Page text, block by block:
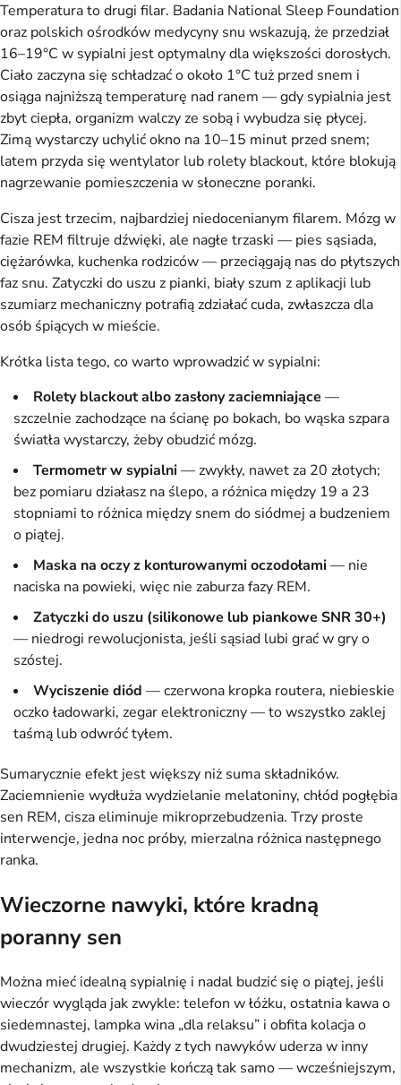
Temperatura to drugi filar. Badania National Sleep Foundation
oraz polskich ośrodków medycyny snu wskazują, że przedział
16–19°C w sypialni jest optymalny dla większości dorosłych.
Ciało zaczyna się schładzać o około 1°C tuż przed snem i
osiąga najniższą temperaturę nad ranem — gdy sypialnia jest
zbyt ciepła, organizm walczy ze sobą i wybudza się płycej.
Zimą wystarczy uchylić okno na 10–15 minut przed snem;
latem przyda się wentylator lub rolety blackout, które blokują
nagrzewanie pomieszczenia w słoneczne poranki.
Cisza jest trzecim, najbardziej niedocenianym filarem. Mózg w
fazie REM filtruje dźwięki, ale nagłe trzaski — pies sąsiada,
ciężarówka, kuchenka rodziców — przeciągają nas do płytszych
faz snu. Zatyczki do uszu z pianki, biały szum z aplikacji lub
szumiarz mechaniczny potrafią zdziałać cuda, zwłaszcza dla
osób śpiących w mieście.
Krótka lista tego, co warto wprowadzić w sypialni:
Rolety blackout albo zasłony zaciemniające —
szczelnie zachodzące na ścianę po bokach, bo wąska szpara
światła wystarczy, żeby obudzić mózg.
Termometr w sypialni— zwykły, nawet za 20 złotych;
bez pomiaru działasz na ślepo, a różnica między 19 a 23
stopniami to różnica między snem do siódmej a budzeniem
o piątej.
Maska na oczy z konturowanymi oczodołami— nie
naciska na powieki, więc nie zaburza fazy REM.
Zatyczki do uszu (silikonowe lub piankowe SNR 30+)
— niedrogi rewolucjonista, jeśli sąsiad lubi grać w gry o
szóstej.
Wyciszenie diód — czerwona kropka routera, niebieskie
oczko ładowarki, zegar elektroniczny — to wszystko zaklej
taśmą lub odwróć tyłem.
Sumarycznie efekt jest większy niż suma składników.
Zaciemnienie wydłuża wydzielanie melatoniny, chłód pogłębia
sen REM, cisza eliminuje mikroprzebudzenia. Trzy proste
interwencje, jedna noc próby, mierzalna różnica następnego
ranka.
Wieczorne nawyki, które kradną
poranny sen
Można mieć idealną sypialnię i nadal budzić się o piątej, jeśli
wieczór wygląda jak zwykle: telefon w łóżku, ostatnia kawa o
siedemnastej, lampka wina „dla relaksu” i obfita kolacja o
dwudziestej drugiej. Każdy z tych nawyków uderza w inny
mechanizm, ale wszystkie kończą tak samo — wcześniejszym,